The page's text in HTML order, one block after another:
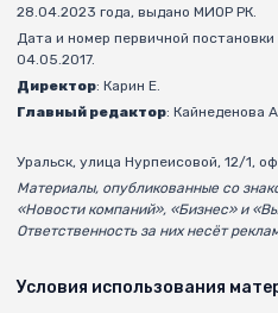
28.04.2023 года, выдано МИОР РК.
Дата и номер первичной
04.05.2017.
Директор: Карин Е.
Главный редактор: Кайнеденова
Уральск, улица Нурпеисовой, 12/1,
Материалы, опубликованные со
«Новости компаний», «Бизнес» и
Ответственность за них несёт
Условия использования